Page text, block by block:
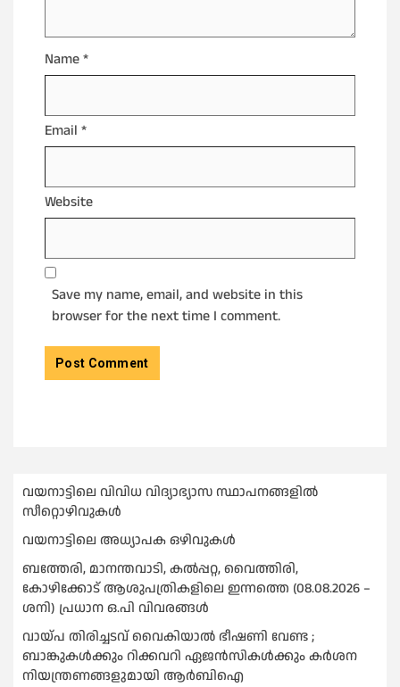
Name*
Email *
Website
Save my name, email, and website in this
browser for the next time I comment.
വയനാട്ടിലെ വിവിധ വിദ്യാഭ്യാസ സ്ഥാപനങ്ങളിൽ
സീറ്റൊഴിവുകൾ
വയനാട്ടിലെ അധ്യാപക ഒഴിവുകൾ
ബത്തേരി, മാനന്തവാടി, കൽപ്പറ്റ, വൈത്തിരി,
കോഴിക്കോട് ആശുപത്രികളിലെ ഇന്നത്തെ (08.08.2026 –
ശനി) പ്രധാന ഒ.പി വിവരങ്ങൾ
വായ്പ തിരിച്ചടവ് വൈകിയാല്‍ ഭീഷണി വേണ്ട ;
ബാങ്കുകള്‍ക്കും റിക്കവറി ഏജൻസികള്‍ക്കും കര്‍ശന
നിയന്ത്രണങ്ങളുമായി ആര്‍ബിഐ